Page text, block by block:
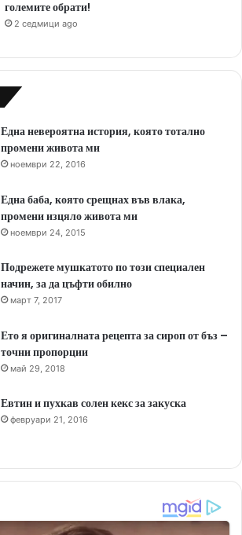
големите обрати!
2 седмици ago
Една невероятна история, която тотално
промени живота ми
ноември 22, 2016
Една баба, която срещнах във влака,
промени изцяло живота ми
ноември 24, 2015
Подрежете мушкатото по този специален
начин, за да цъфти обилно
март 7, 2017
Ето я оригиналната рецепта за сироп от бъз –
точни пропорции
май 29, 2018
Евтин и пухкав солен кекс за закуска
февруари 21, 2016